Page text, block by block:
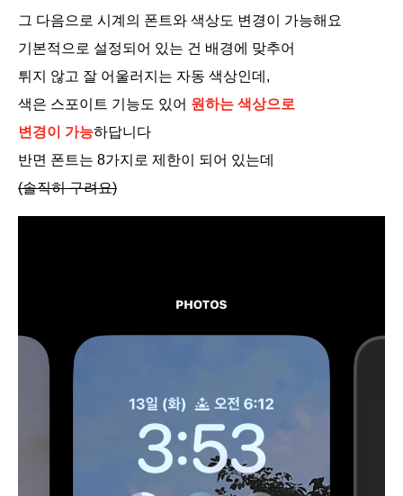
그 다음으로 시계의 폰트와 색상도 변경이 가능해요
기본적으로 설정되어 있는 건 배경에 맞추어
튀지 않고 잘 어울러지는 자동 색상인데,
색은 스포이트 기능도 있어 원하는 색상으로
변경이 가능하답니다
반면 폰트는 8가지로 제한이 되어 있는데
(솔직히 구려요)